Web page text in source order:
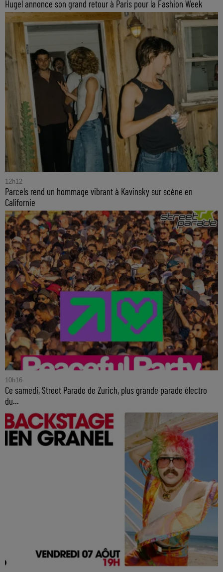
Hugel annonce son grand retour à Paris pour la Fashion Week
12h12
Parcels rend un hommage vibrant à Kavinsky sur scène en
Californie
10h16
Ce samedi, Street Parade de Zurich, plus grande parade électro
du...